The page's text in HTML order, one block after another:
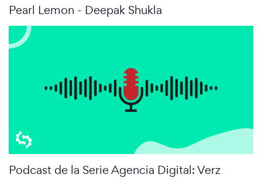
Pearl Lemon - Deepak Shukla
Podcast de la Serie Agencia Digital: Verz